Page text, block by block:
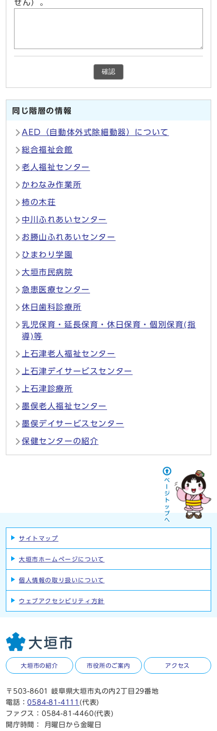
せん）。
確認
同じ階層の情報
AED（自動体外式除細動器）について
総合福祉会館
老人福祉センター
かわなみ作業所
柿の木荘
中川ふれあいセンター
お勝山ふれあいセンター
ひまわり学園
大垣市民病院
急患医療センター
休日歯科診療所
乳児保育・延長保育・休日保育・個別保育(指
導)等
上石津老人福祉センター
上石津デイサービスセンター
上石津診療所
墨俣老人福祉センター
墨俣デイサービスセンター
保健センターの紹介
サイトマップ
大垣市ホームページについて
個人情報の取り扱いについて
ウェブアクセシビリティ方針
大垣市の紹介 市役所のご案内 アクセス
〒503-8601 岐阜県大垣市丸の内2丁目29番地
電話：0584-81-4111 (代表)
ファクス：0584-81-4460(代表)
開庁時間：
月曜日から金曜日